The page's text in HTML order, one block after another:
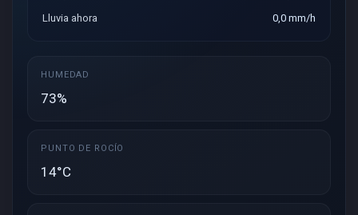
Lluvia ahora
0,0 mm/h
HUMEDAD
73%
PUNTO DE ROCÍO
14°C